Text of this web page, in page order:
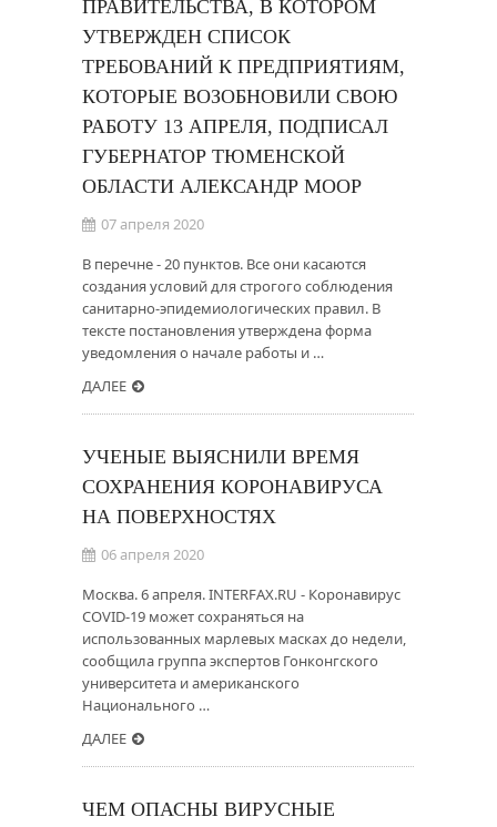
ПРАВИТЕЛЬСТВА, В КОТОРОМ
УТВЕРЖДЕН СПИСОК
ТРЕБОВАНИЙ К ПРЕДПРИЯТИЯМ,
КОТОРЫЕ ВОЗОБНОВИЛИ СВОЮ
РАБОТУ 13 АПРЕЛЯ, ПОДПИСАЛ
ГУБЕРНАТОР ТЮМЕНСКОЙ
ОБЛАСТИ АЛЕКСАНДР МООР
07 апреля 2020
В перечне - 20 пунктов. Все они касаются
создания условий для строгого соблюдения
санитарно-эпидемиологических правил. В
тексте постановления утверждена форма
уведомления о начале работы и …
ДАЛЕЕ
УЧЕНЫЕ ВЫЯСНИЛИ ВРЕМЯ
СОХРАНЕНИЯ КОРОНАВИРУСА
НА ПОВЕРХНОСТЯХ
06 апреля 2020
Москва. 6 апреля. INTERFAX.RU - Коронавирус
COVID-19 может сохраняться на
использованных марлевых масках до недели,
сообщила группа экспертов Гонконгского
университета и американского
Национального …
ДАЛЕЕ
ЧЕМ ОПАСНЫ ВИРУСНЫЕ